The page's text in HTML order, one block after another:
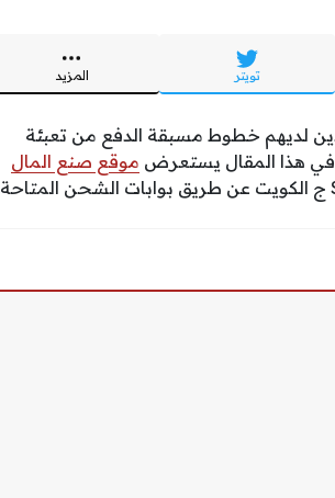
تويتر المزيد
لديهم خطوط مسبقة الدفع من تعبئة
موقع صنع المال